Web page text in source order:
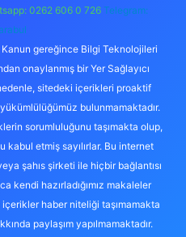
0262 606 0 726 Telegram:
Kanun gereğince Bilgi Teknolojileri
onaylanmış bir Yer Sağlayıcı
sitedeki içerikleri proaktif
bulunmamaktadır.
sorumluluğunu taşımakta olup,
etmiş sayılırlar. Bu internet
şahıs şirketi ile hiçbir bağlantısı
kendi hazırladığımız makaleler
içerikler haber niteliği taşımamakta
paylaşım yapılmamaktadır.